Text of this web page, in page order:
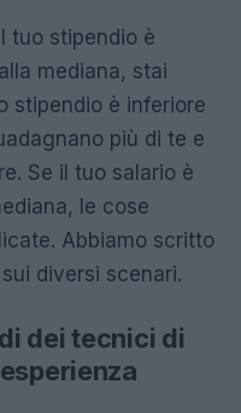
tuo stipendio è
mediana, stai
stipendio è inferiore
più di te e
Se il tuo salario è
le cose
Abbiamo scritto
diversi scenari.
dei tecnici di